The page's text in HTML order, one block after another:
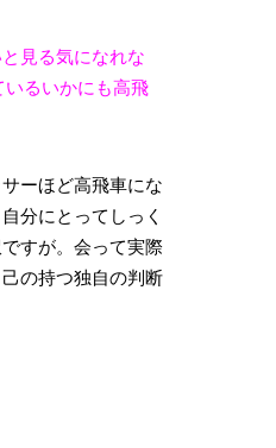
見る気になれな
るいかにも高飛
ーほど高飛車にな
分にとってしっく
すが。会って実際
の持つ独自の判断